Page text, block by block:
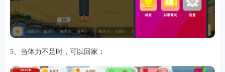
5、当体力不足时，可以回家；